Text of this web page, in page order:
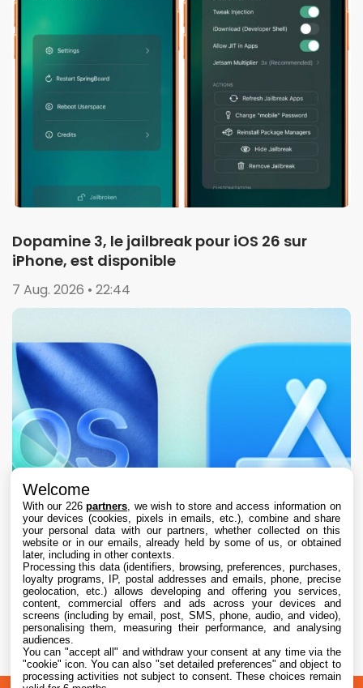
Dopamine 3, le jailbreak pour iOS 26 sur
iPhone, est disponible
7 Aug. 2026 • 22:44
L’App Store est en panne pour plusieurs
utilisateurs, selon Apple
7 Aug. 2026 • 19:34
Welcome
With our 226partners , we wish to store and access information on
your devices (cookies, pixels in emails, etc.), combine and share
your personal data with our partners, whether collected on this
website or in our emails, already held by some of us, or obtained
later, including in other contexts.
Processing this data (identifiers, browsing, preferences, purchases,
loyalty programs, IP, postal addresses and emails, phone, precise
geolocation, etc.) allows developing and offering you services,
content, commercial offers and ads across your devices and
screens (including by email, post, SMS, phone, audio, and video),
personalising them, measuring their performance, and analysing
audiences.
You can "accept all" and withdraw your consent at any time via the
"cookie" icon. You can also "set detailed preferences" and object to
processing activities not subject to consent. These choices remain